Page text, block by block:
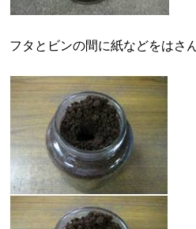
フタとビンの間に紙などをはさ